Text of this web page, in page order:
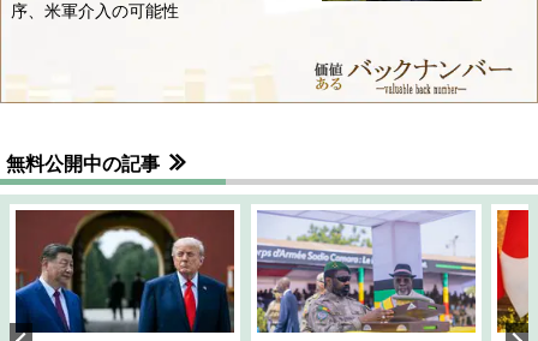
序、米軍介入の可能性
無料公開中の記事